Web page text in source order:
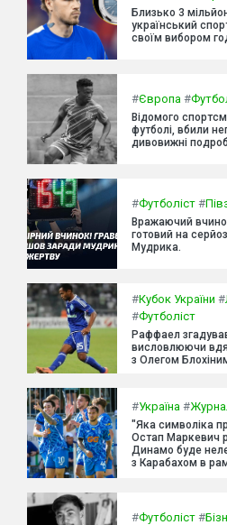
Близько 3
український
своїм вибором
#Європа #
Відомого
футболі, вбили
дивовижні
#Футболіст #
Вражаючий
готовий на
Мудрика.
#Кубок України #
#Футболіст
Раффаел
висловлюючи
з Олегом
#Україна #
"Яка символіка
Остап Маркевич
Динамо буде
з Карабахом в
#Футболіст #